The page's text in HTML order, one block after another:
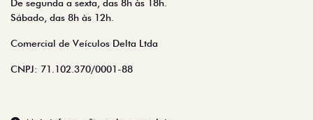
Comercial de Veículos Delta Ltda